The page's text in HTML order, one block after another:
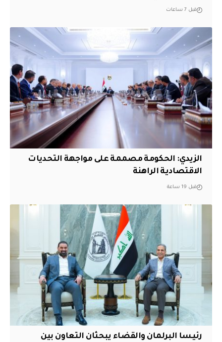
قبل 7 ساعات
الزيدي: الحكومة مصممة على مواجهة التحديات
الاقتصادية الراهنة
قبل 19 ساعة
رئيسا البرلمان والقضاء يبحثان التعاون بين